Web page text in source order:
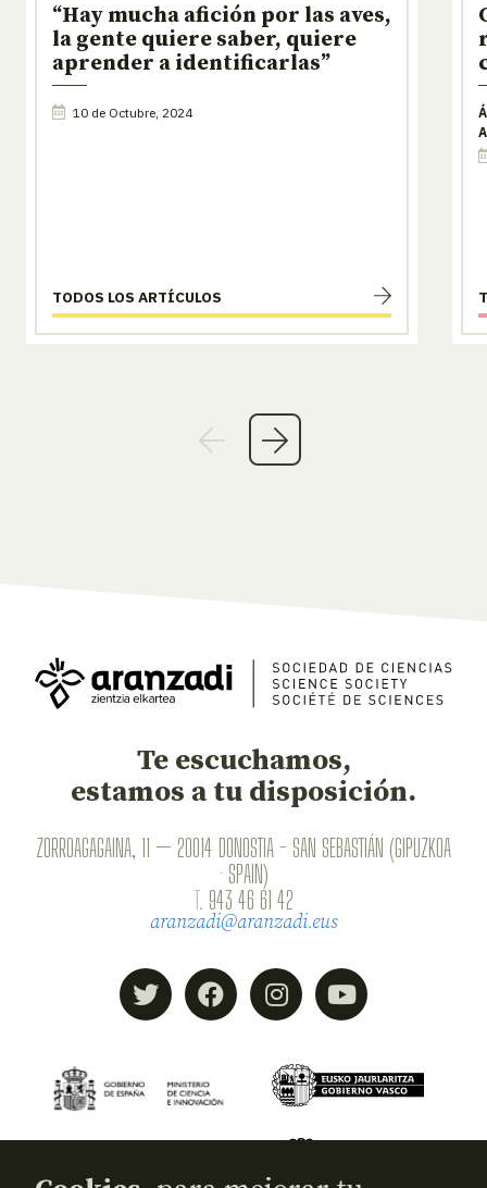
“Hay mucha afición por las aves,
la gente quiere saber, quiere
aprender a identificarlas”
10 de Octubre, 2024
TODOS LOS ARTÍCULOS
Te escuchamos,
estamos a tu disposición.
ZORROAGAGAINA, 11 — 20014 DONOSTIA - SAN SEBASTIÁN (GIPUZKOA
· SPAIN)
T. 943 46 61 42
aranzadi@aranzadi.eus